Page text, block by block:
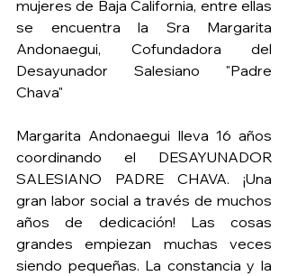
mujeres de Baja California, entre ellas
se encuentra la Sra Margarita
Andonaegui, Cofundadora del
Desayunador Salesiano "Padre
Chava"
Margarita Andonaegui lleva 16 años
coordinando el DESAYUNADOR
SALESIANO PADRE CHAVA. ¡Una
gran labor social a través de muchos
años de dedicación! Las cosas
grandes empiezan muchas veces
siendo pequeñas. La constancia y la